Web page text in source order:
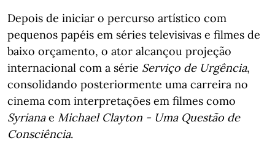
Depois de iniciar o percurso artístico com
pequenos papéis em séries televisivas e filmes de
baixo orçamento, o ator alcançou projeção
internacional com a série Serviço de Urgência,
consolidando posteriormente uma carreira no
cinema com interpretações em filmes como
Syrianae Michael Clayton - Uma Questão de
Consciência.